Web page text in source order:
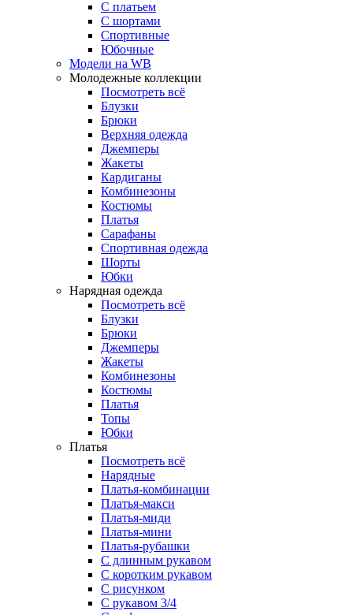
С платьем
С шортами
Спортивные
Юбочные
Модели на WB
Молодежные коллекции
Посмотреть всё
Блузки
Брюки
Верхняя одежда
Джемперы
Жакеты
Кардиганы
Комбинезоны
Костюмы
Платья
Сарафаны
Спортивная одежда
Шорты
Юбки
Нарядная одежда
Посмотреть всё
Блузки
Брюки
Джемперы
Жакеты
Комбинезоны
Костюмы
Платья
Топы
Юбки
Платья
Посмотреть всё
Нарядные
Платья-комбинации
Платья-макси
Платья-миди
Платья-мини
Платья-рубашки
С длинным рукавом
С коротким рукавом
С рисунком
С рукавом 3/4